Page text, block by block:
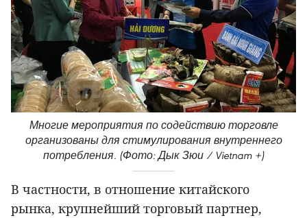
Многие мероприятия по содействию торговле
организованы для стимулирования внутреннего
потребления. (Фото: Дык Зюи / Vietnam +)
В частности, в отношение китайского
рынка, крупнейший торговый партнер,